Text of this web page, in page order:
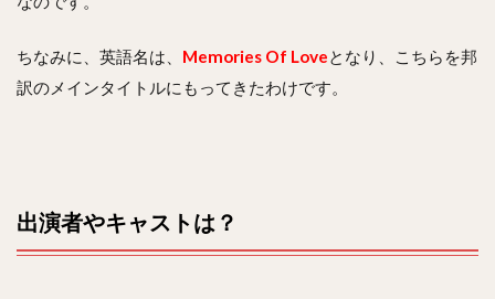
ちなみに、英語名は、 Memories Of Loveとなり、こちらを邦
訳のメインタイトルにもってきたわけです。
出演者やキャストは？